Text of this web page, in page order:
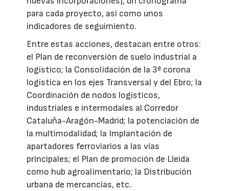
para cada proyecto, así como unos
indicadores de seguimiento.
Entre estas acciones, destacan entre otros:
el Plan de reconversión de suelo industrial a
logístico; la Consolidación de la 3ª corona
logística en los ejes Transversal y del Ebro; la
Coordinación de nodos logísticos,
industriales e intermodales al Corredor
Cataluña-Aragón-Madrid; la potenciación de
la multimodalidad; la Implantación de
apartadores ferroviarios a las vías
principales; el Plan de promoción de Lleida
como hub agroalimentario; la Distribución
urbana de mercancías, etc.